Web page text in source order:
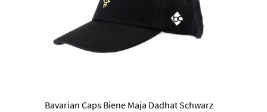
Bavarian Caps Biene Maja Dadhat Schwarz